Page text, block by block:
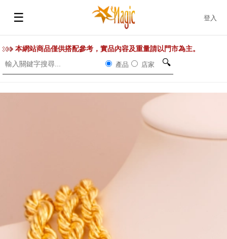
☰ 登入
本網站商品僅供搭配參考，實品內容及重量請以門市為主。
產品 店家 🔍